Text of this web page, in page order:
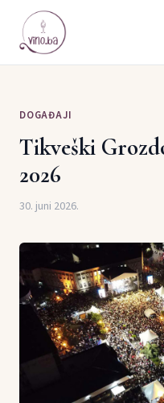
DOGAĐAJI
Tikveški
2026
30. juni 2026.